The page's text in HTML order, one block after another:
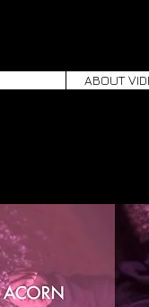
ABOUT